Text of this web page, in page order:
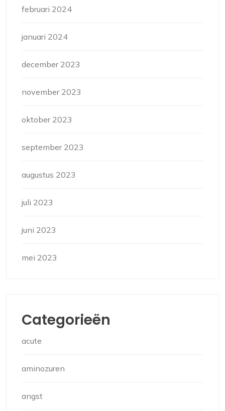
februari 2024
januari 2024
december 2023
november 2023
oktober 2023
september 2023
augustus 2023
juli 2023
juni 2023
mei 2023
Categorieën
acute
aminozuren
angst